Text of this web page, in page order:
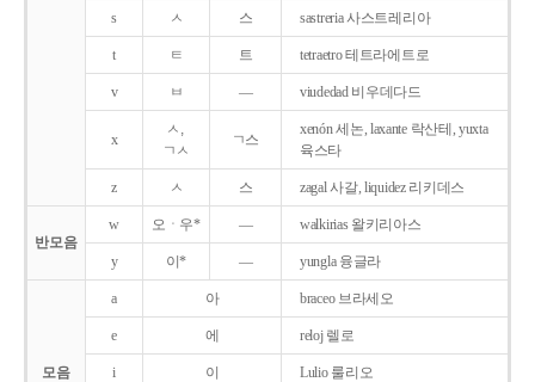
s ㅅ 스 sastreria 사스트레리아
t ㅌ 트 tetraetro 테트라에트로
v ㅂ ― viudedad 비우데다드
x
ㅅ,
ㄱㅅ
ㄱ스
xenón 세논, laxante 락산테, yuxta
육스타
z ㅅ 스 zagal 사갈, liquidez 리키데스
반모음
w 오ㆍ우* ― walkirias 왈키리아스
y 이* ― yungla 융글라
모음
a 아 braceo 브라세오
e 에 reloj 렐로
i 이 Lulio 룰리오